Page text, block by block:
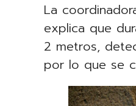
La
explica que
2 metros,
por lo que se